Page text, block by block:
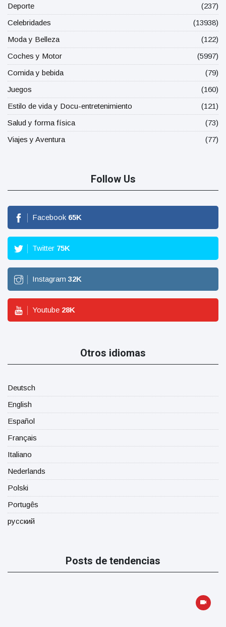
Deporte
(237)
Celebridades
(13938)
Moda y Belleza
(122)
Coches y Motor
(5997)
Comida y bebida
(79)
Juegos
(160)
Estilo de vida y Docu-entretenimiento
(121)
Salud y forma física
(73)
Viajes y Aventura
(77)
Follow Us
Facebook 65K
Twitter 75K
Instagram 32K
Youtube 28K
Otros idiomas
Deutsch
English
Español
Français
Italiano
Nederlands
Polski
Portugês
русский
Posts de tendencias